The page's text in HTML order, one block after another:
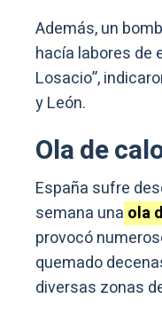
Además, un
hacía labores de
Losacio”,
y León.
Ola de
España sufre
semana una ola
provocó
quemado
diversas zonas